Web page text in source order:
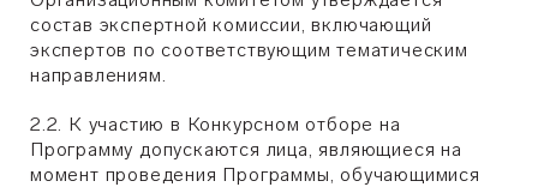
состав экспертной комиссии, включающий
экспертов по соответствующим тематическим
направлениям.
2.2. К участию в Конкурсном отборе на
Программу допускаются лица, являющиеся на
момент проведения Программы, обучающимися